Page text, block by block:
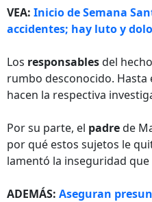
VEA: Inicio de Semana
accidentes; hay luto y
Los responsablesdel
rumbo desconocido.
hacen la respectiva
Por su parte, el padrede
por qué estos sujetos le
lamentó la inseguridad que
ADEMÁS: Aseguran